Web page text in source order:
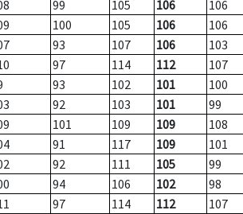
99 105 106
106
100 105 106
106
93 107 106
103
97 114 112
107
93 102 101
100
92 103 101
99
101 109 109
108
91 117 109
101
92 111 105
99
94 106 102
98
97 114 112
107